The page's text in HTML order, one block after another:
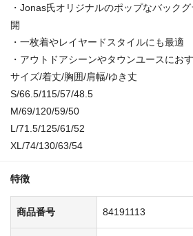
・Jonas氏オリジナルのポップなバック
開
・一枚着やレイヤードスタイルにも最適
・アウトドアシーンやタウンユースにお
サイズ/着丈/胸囲/肩幅/ゆき丈
S/66.5/115/57/48.5
M/69/120/59/50
L/71.5/125/61/52
XL/74/130/63/54
特徴
商品番号 84191113